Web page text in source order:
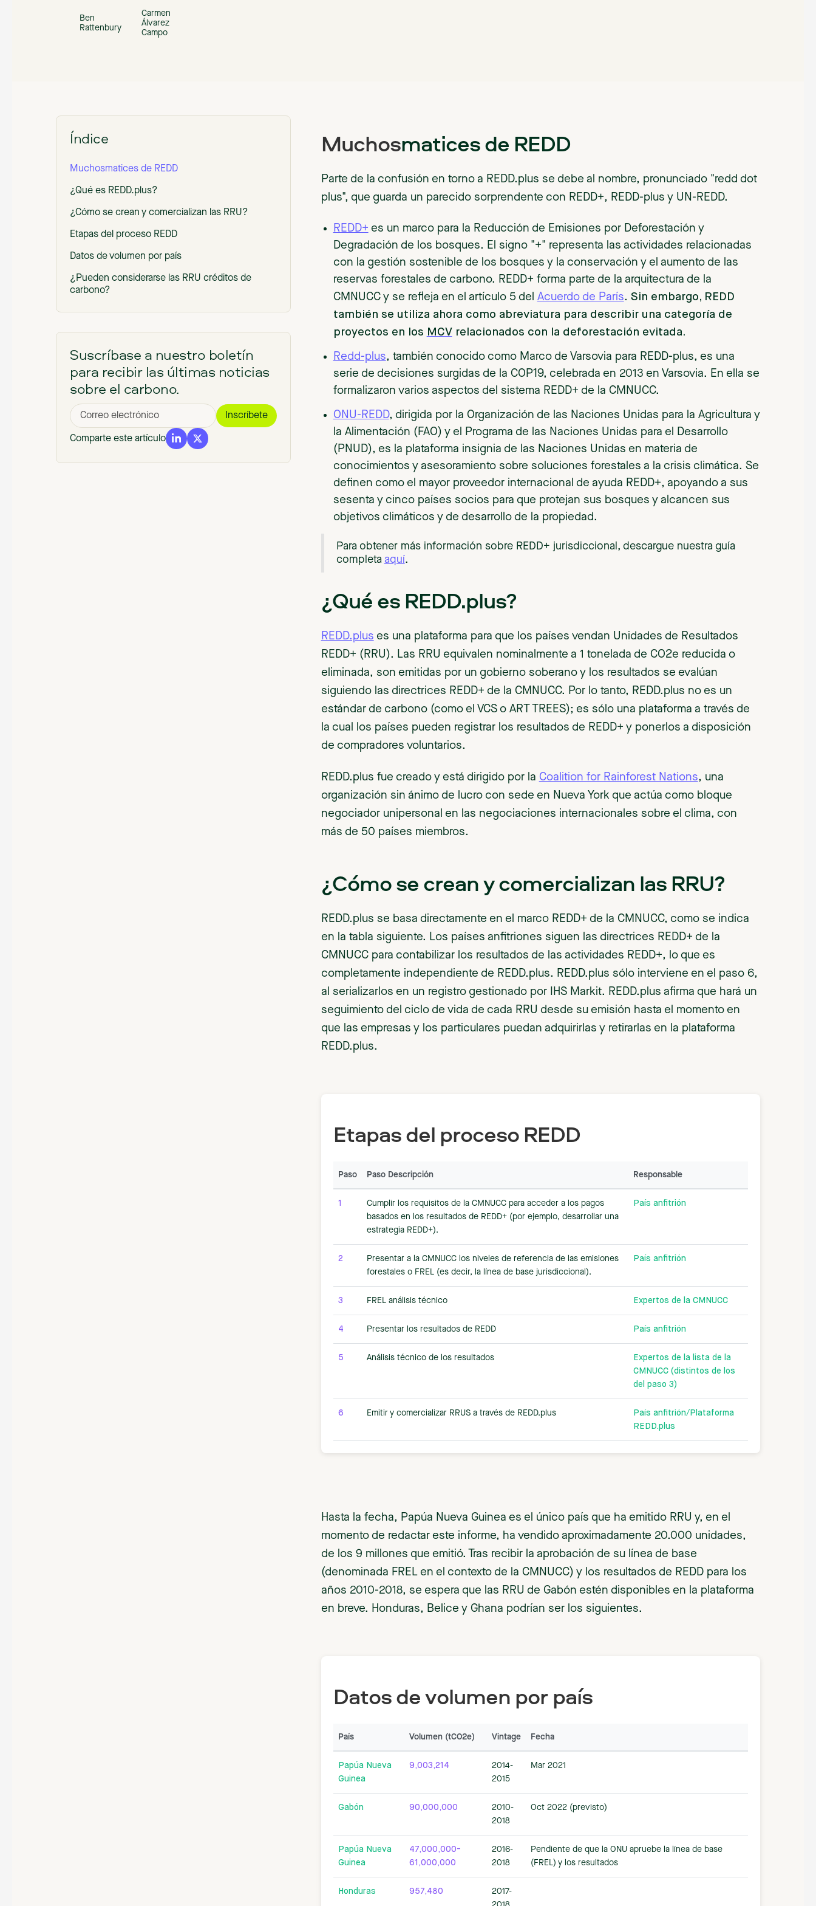
Ben
Rattenbury
Carmen
Álvarez
Campo
Índice
‍Muchosmatices de REDD
¿Qué es REDD.plus?
¿Cómo se crean y comercializan las RRU?
Etapas del proceso REDD
Datos de volumen por país
¿Pueden considerarse las RRU créditos de
carbono?
Comparación entre las normas del carbono y
Respaldar las normas más estrictas de integridad
medioambiental
Suscríbase a nuestro boletín
para recibir las últimas noticias
sobre el carbono.
Comparte este artículo
‍Muchosmatices de REDD
Parte de la confusión en torno a REDD.plus se debe al nombre, pronunciado "redd dot
plus", que guarda un parecido sorprendente con REDD+, REDD-plus y UN-REDD.
REDD+ es un marco para la Reducción de Emisiones por Deforestación y
Degradación de los bosques. El signo "+" representa las actividades relacionadas
con la gestión sostenible de los bosques y la conservación y el aumento de las
reservas forestales de carbono. REDD+ forma parte de la arquitectura de la
CMNUCC y se refleja en el artículo 5 del Acuerdo de París. Sin embargo, REDD
también se utiliza ahora como abreviatura para describir una categoría de
proyectos en los MCVrelacionados con la deforestación evitada.
Redd-plus, también conocido como Marco de Varsovia para REDD-plus, es una
serie de decisiones surgidas de la COP19, celebrada en 2013 en Varsovia. En ella se
formalizaron varios aspectos del sistema REDD+ de la CMNUCC.
ONU-REDD, dirigida por la Organización de las Naciones Unidas para la Agricultura y
la Alimentación (FAO) y el Programa de las Naciones Unidas para el Desarrollo
(PNUD), es la plataforma insignia de las Naciones Unidas en materia de
conocimientos y asesoramiento sobre soluciones forestales a la crisis climática. Se
definen como el mayor proveedor internacional de ayuda REDD+, apoyando a sus
sesenta y cinco países socios para que protejan sus bosques y alcancen sus
objetivos climáticos y de desarrollo de la propiedad.
Para obtener más información sobre REDD+ jurisdiccional, descargue nuestra guía
completa aquí.
¿Qué es REDD.plus?
REDD.plus es una plataforma para que los países vendan Unidades de Resultados
REDD+ (RRU). Las RRU equivalen nominalmente a 1 tonelada de CO2e reducida o
eliminada, son emitidas por un gobierno soberano y los resultados se evalúan
siguiendo las directrices REDD+ de la CMNUCC. Por lo tanto, REDD.plus no es un
estándar de carbono (como el VCS o ART TREES); es sólo una plataforma a través de
la cual los países pueden registrar los resultados de REDD+ y ponerlos a disposición
de compradores voluntarios.
REDD.plus fue creado y está dirigido por la Coalition for Rainforest Nations, una
organización sin ánimo de lucro con sede en Nueva York que actúa como bloque
negociador unipersonal en las negociaciones internacionales sobre el clima, con
más de 50 países miembros.
¿Cómo se crean y comercializan las RRU?
REDD.plus se basa directamente en el marco REDD+ de la CMNUCC, como se indica
en la tabla siguiente. Los países anfitriones siguen las directrices REDD+ de la
CMNUCC para contabilizar los resultados de las actividades REDD+, lo que es
completamente independiente de REDD.plus. REDD.plus sólo interviene en el paso 6,
al serializarlos en un registro gestionado por IHS Markit. REDD.plus afirma que hará un
seguimiento del ciclo de vida de cada RRU desde su emisión hasta el momento en
que las empresas y los particulares puedan adquirirlas y retirarlas en la plataforma
REDD.plus.
Etapas del proceso REDD
Paso Paso Descripción Responsable
1
Cumplir los requisitos de la CMNUCC para acceder a los pagos
basados en los resultados de REDD+ (por ejemplo, desarrollar una
estrategia REDD+).
País anfitrión
2
Presentar a la CMNUCC los niveles de referencia de las emisiones
forestales o FREL (es decir, la línea de base jurisdiccional).
País anfitrión
3 FREL análisis técnico Expertos de la CMNUCC
4 Presentar los resultados de REDD País anfitrión
5 Análisis técnico de los resultados
Expertos de la lista de la
CMNUCC (distintos de los
del paso 3)
6 Emitir y comercializar RRUS a través de REDD.plus
País anfitrión/Plataforma
REDD.plus
Hasta la fecha, Papúa Nueva Guinea es el único país que ha emitido RRU y, en el
momento de redactar este informe, ha vendido aproximadamente 20.000 unidades,
de los 9 millones que emitió. Tras recibir la aprobación de su línea de base
(denominada FREL en el contexto de la CMNUCC) y los resultados de REDD para los
años 2010-2018, se espera que las RRU de Gabón estén disponibles en la plataforma
en breve. Honduras, Belice y Ghana podrían ser los siguientes.
Datos de volumen por país
País Volumen (tCO2e) Vintage Fecha
Papúa Nueva
Guinea
9,003,214
2014-
2015
Mar 2021
Gabón 90,000,000
2010-
2018
Oct 2022 (previsto)
Papúa Nueva
Guinea
47,000,000-
61,000,000
2016-
2018
Pendiente de que la ONU apruebe la línea de base
(FREL) y los resultados
Honduras 957,480
2017-